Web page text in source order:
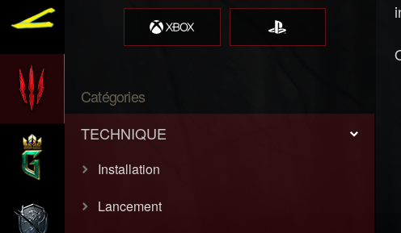
Catégories
TECHNIQUE
Installation
Lancement